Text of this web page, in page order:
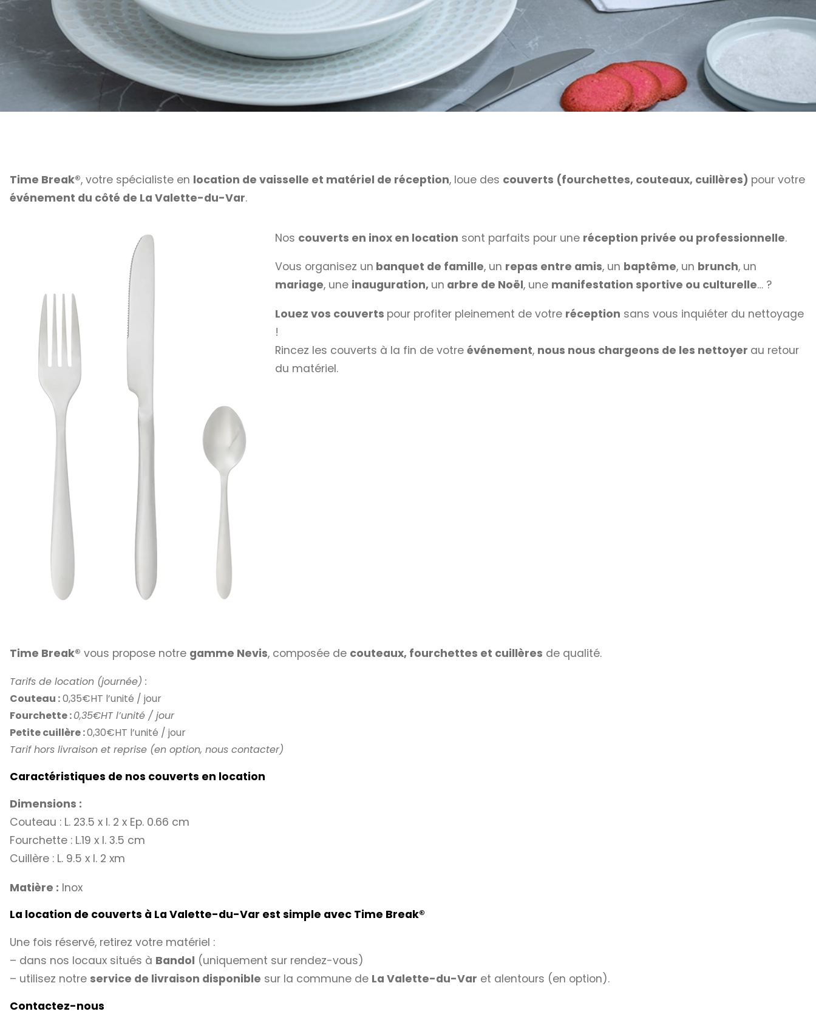
Time Break®, votre spécialiste en location de vaisselle et matériel de réception, loue des couverts (fourchettes, couteaux, cuillères) pour votre
événement du côté de La Valette-du-Var.
Nos couverts en inox en location sont parfaits pour une réception privée ou professionnelle.
Vous organisez un banquet de famille, un repas entre amis, un baptême, un brunch, un
mariage, une inauguration, un arbre de Noël, une manifestation sportive ou culturelle… ?
Louez vos couverts pour profiter pleinement de votre réception sans vous inquiéter du nettoyage
!
Rincez les couverts à la fin de votreévénement, nous nous chargeons de les nettoyer au retour
du matériel.
Time Break® vous propose notre gamme Nevis, composée de couteaux, fourchettes et cuillères de qualité.
Tarifs de location (journée) :
Couteau :0,35€HT l’unité / jour
Fourchette :0,35€HT l’unité / jour
Petite cuillère :0,30€HT l’unité / jour
Tarif hors livraison et reprise (en option, nous contacter)
Caractéristiques de nos couverts en location
Dimensions :
Couteau : L. 23.5 x l. 2 x Ep. 0.66 cm
Fourchette : L.19 x l. 3.5 cm
Cuillère : L. 9.5 x l. 2 xm
Matière : Inox
La location de couverts à La Valette-du-Var est simple avec Time Break®
Une fois réservé, retirez votre matériel :
– dans nos locaux situés à Bandol (uniquement sur rendez-vous)
– utilisez notre service de livraison disponible sur la commune de La Valette-du-Var et alentours (en option).
Contactez-nous